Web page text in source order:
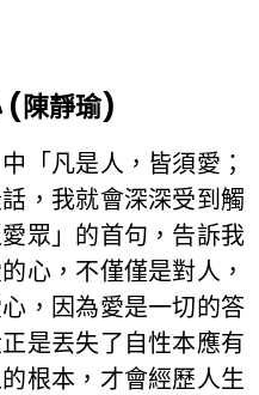
(陳靜瑜)
凡是人，皆須愛；
，我就會深深受到觸
眾」的首句，告訴我
心，不僅僅是對人，
，因為愛是一切的答
是丟失了自性本應有
根本，才會經歷人生